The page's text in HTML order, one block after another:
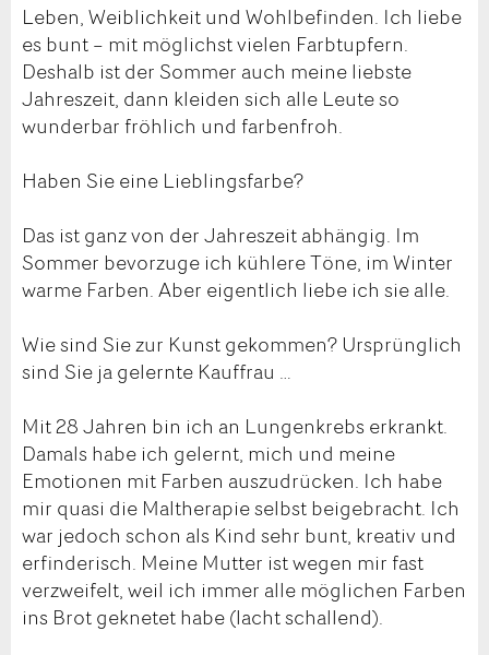
Leben, Weiblichkeit und Wohlbefinden. Ich liebe
es bunt – mit möglichst vielen Farbtupfern.
Deshalb ist der Sommer auch meine liebste
Jahreszeit, dann kleiden sich alle Leute so
wunderbar fröhlich und farbenfroh.
Haben Sie eine Lieblingsfarbe?
Das ist ganz von der Jahreszeit abhängig. Im
Sommer bevorzuge ich kühlere Töne, im Winter
warme Farben. Aber eigentlich liebe ich sie alle.
Wie sind Sie zur Kunst gekommen? Ursprünglich
sind Sie ja gelernte Kauffrau …
Mit 28 Jahren bin ich an Lungenkrebs erkrankt.
Damals habe ich gelernt, mich und meine
Emotionen mit Farben auszudrücken. Ich habe
mir quasi die Maltherapie selbst beigebracht. Ich
war jedoch schon als Kind sehr bunt, kreativ und
erfinderisch. Meine Mutter ist wegen mir fast
verzweifelt, weil ich immer alle möglichen Farben
ins Brot geknetet habe (lacht schallend).